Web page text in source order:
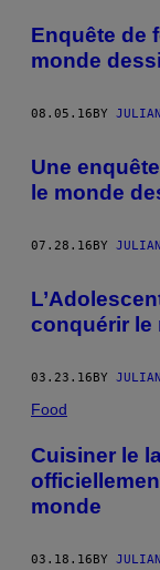
POSTS
BY
THIS
Enquête de
monde
08.05.16BY
Une
le monde
07.28.16BY
conquérir le
03.23.16BY
Food
Cuisiner le
monde
03.18.16BY